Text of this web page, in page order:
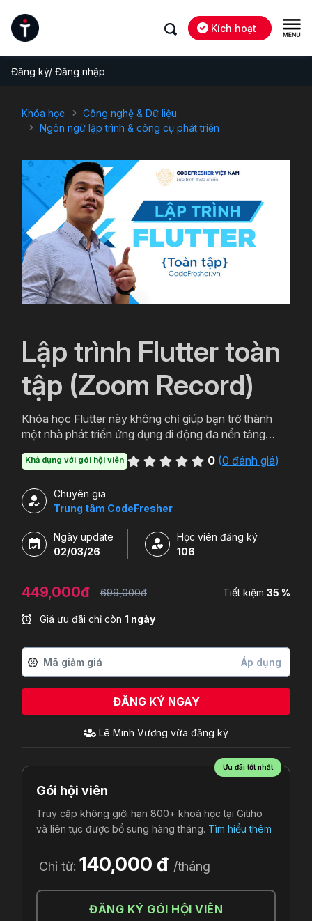
Kích hoạt
Đăng ký/ Đăng nhập
Khóa học
Công nghệ & Dữ liệu
Ngôn ngữ lập trình & công cụ phát triển
Lập trình Flutter toàn
tập (Zoom Record)
Khóa học Flutter này không chỉ giúp bạn trở thành
một nhà phát triển ứng dụng di động đa nền tảng
nghiệp và tiềm năng tăng thu nhập. Hãy tham gia
việc xây dựng ứng dụng di động đẹp, mượt mà và ấn
tượng trên mọi nền tảng.
Khả dụng với gói hội viên 0 (0 đánh giá)
Chuyên gia
Trung tâm CodeFresher
Ngày update
02/03/26
Học viên đăng ký
106
449,000đ 699,000đ Tiết kiệm 35 %
Giá ưu đãi chỉ còn 1 ngày
Áp dụng
ĐĂNG KÝ NGAY
Lê Minh Vương vừa đăng ký
Ưu đãi tốt nhất
Gói hội viên
Truy cập không giới hạn 800+ khoá học tại Gitiho
và liên tục được bổ sung hàng tháng. Tìm hiểu thêm
Chỉ từ: 140,000 đ /tháng
ĐĂNG KÝ GÓI HỘI VIÊN